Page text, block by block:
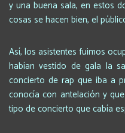
y una buena sala, en estos
cosas se hacen bien, el
Así, los asistentes fuimos
habían vestido de gala la
concierto de rap que iba a
conocía con antelación y
tipo de concierto que cabía